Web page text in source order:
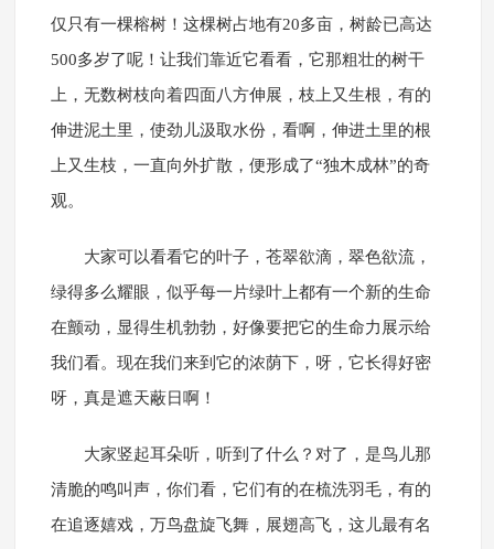
仅只有一棵榕树！这棵树占地有20多亩，树龄已高达
500多岁了呢！让我们靠近它看看，它那粗壮的树干
上，无数树枝向着四面八方伸展，枝上又生根，有的
伸进泥土里，使劲儿汲取水份，看啊，伸进土里的根
上又生枝，一直向外扩散，便形成了“独木成林”的奇
观。
大家可以看看它的叶子，苍翠欲滴，翠色欲流，
绿得多么耀眼，似乎每一片绿叶上都有一个新的生命
在颤动，显得生机勃勃，好像要把它的生命力展示给
我们看。现在我们来到它的浓荫下，呀，它长得好密
呀，真是遮天蔽日啊！
大家竖起耳朵听，听到了什么？对了，是鸟儿那
清脆的鸣叫声，你们看，它们有的在梳洗羽毛，有的
在追逐嬉戏，万鸟盘旋飞舞，展翅高飞，这儿最有名